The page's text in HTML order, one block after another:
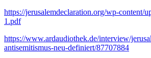
https://jerusalemdeclaration.org/wp-content/
1.pdf
https://www.ardaudiothek.de/interview/
antisemitismus-neu-definiert/87707884